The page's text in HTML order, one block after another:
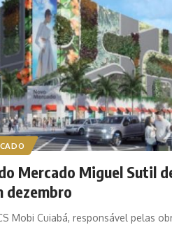
Mercado Miguel Sutil
dezembro
Mobi Cuiabá, responsável pelas